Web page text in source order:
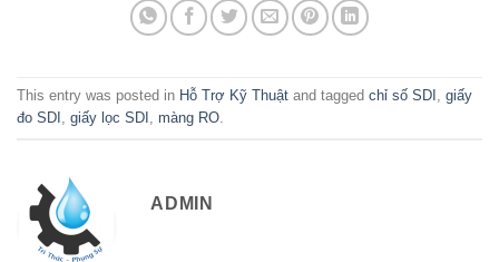
This entry was posted in Hỗ Trợ Kỹ Thuật and tagged chỉ số SDI , giấy
đo SDI , giấy lọc SDI , màng RO.
ADMIN